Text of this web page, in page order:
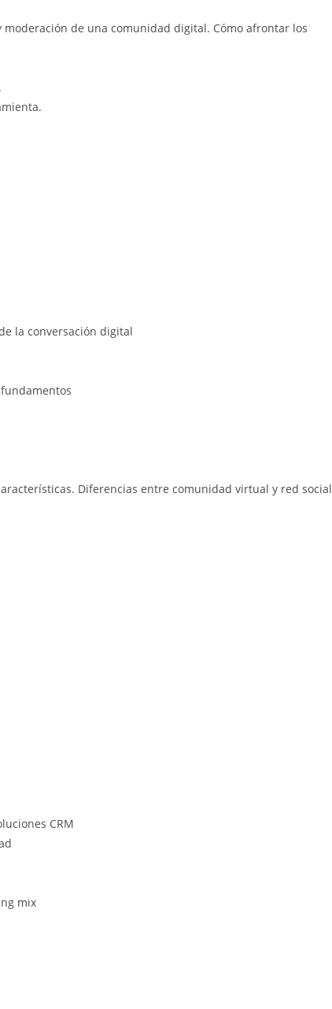
de una comunidad digital. Cómo afrontar los
la conversación digital
Diferencias entre comunidad virtual y red social
CRM
mix